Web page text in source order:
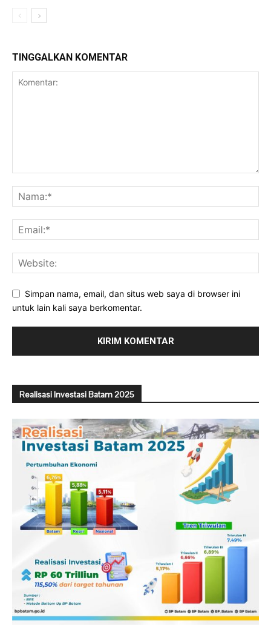
TINGGALKAN KOMENTAR
Simpan nama, email, dan situs web saya di browser ini
untuk lain kali saya berkomentar.
Realisasi Investasi Batam 2025